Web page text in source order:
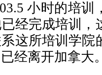
小时的培训
经完成培训，
这所培训学院
经离开加拿大